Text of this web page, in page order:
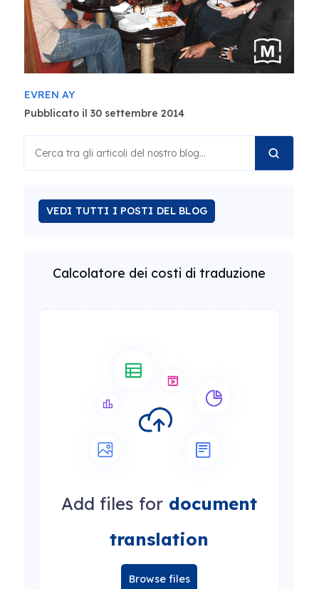
EVREN AY
Pubblicato il 30 settembre 2014
VEDI TUTTI I POSTI DEL BLOG
Calcolatore dei costi di traduzione
Add files for document
translation
Browse files